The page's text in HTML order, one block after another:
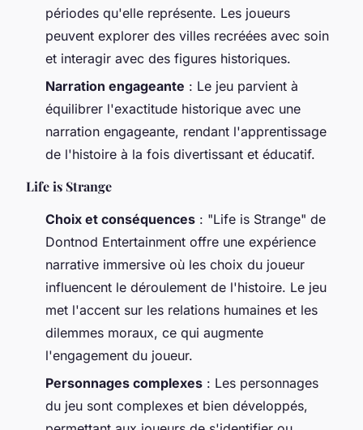
périodes qu'elle représente. Les joueurs
peuvent explorer des villes recréées avec soin
et interagir avec des figures historiques.
Narration engageante : Le jeu parvient à
équilibrer l'exactitude historique avec une
narration engageante, rendant l'apprentissage
de l'histoire à la fois divertissant et éducatif.
Life is Strange
Choix et conséquences : "Life is Strange" de
Dontnod Entertainment offre une expérience
narrative immersive où les choix du joueur
influencent le déroulement de l'histoire. Le jeu
met l'accent sur les relations humaines et les
dilemmes moraux, ce qui augmente
l'engagement du joueur.
Personnages complexes : Les personnages
du jeu sont complexes et bien développés,